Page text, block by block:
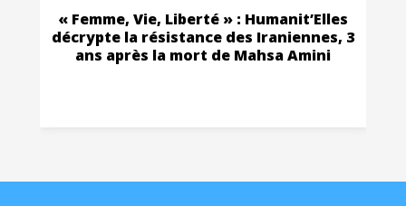
« Femme, Vie, Liberté » : Humanit’Elles
décrypte la résistance des Iraniennes, 3
ans après la mort de Mahsa Amini